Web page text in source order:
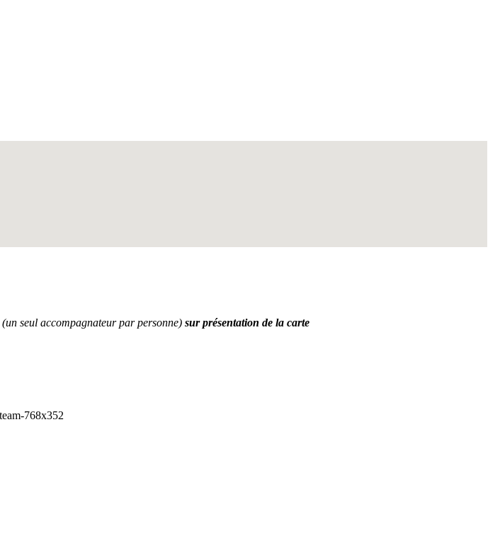
(un seul accompagnateur par personne) sur présentation de la carte